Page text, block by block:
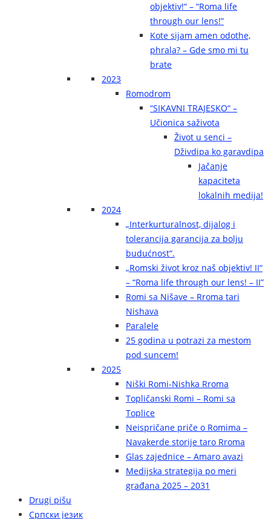
objektiv!“ – “Roma life
through our lens!”
Kote sijam amen odothe,
phrala? – Gde smo mi tu
brate
2023
Romodrom
“SIKAVNI TRAJESKO“ –
Učionica saživota
Život u senci –
Dživdipa ko garavdipa
Jačanje
kapaciteta
lokalnih medija!
2024
„Interkurturalnost, dijalog i
tolerancija garancija za bolju
budućnost“.
„Romski život kroz naš objektiv! II“
– “Roma life through our lens! – II”
Romi sa Nišave – Rroma tari
Nishava
Paralele
25 godina u potrazi za mestom
pod suncem!
2025
Niški Romi-Nishka Rroma
Topličanski Romi – Romi sa
Toplice
Neispričane priče o Romima –
Navakerde storije taro Rroma
Glas zajednice – Amaro avazi
Medijska strategija po meri
građana 2025 – 2031
Drugi pišu
Српски језик